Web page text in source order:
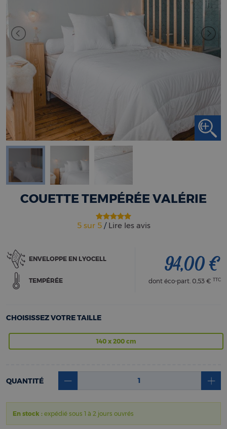
COUETTE TEMPÉRÉE VALÉRIE
5sur 5/ Lire les avis
ENVELOPPE EN LYOCELL
TEMPÉRÉE
94,00 €
dont éco-part. 0,53 € TTC
CHOISISSEZ VOTRE TAILLE
140 x 200 cm
QUANTITÉ
En stock : expédié sous 1 à 2 jours ouvrés